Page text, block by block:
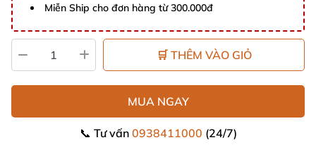
Miễn Ship cho đơn hàng từ 300.000đ
🛒 THÊM VÀO GIỎ
MUA NGAY
📞 Tư vấn 0938411000 (24/7)